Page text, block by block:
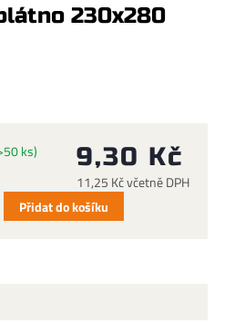
230x280
ks)
9,30 Kč
11,25 Kč včetně DPH
Přidat do košíku